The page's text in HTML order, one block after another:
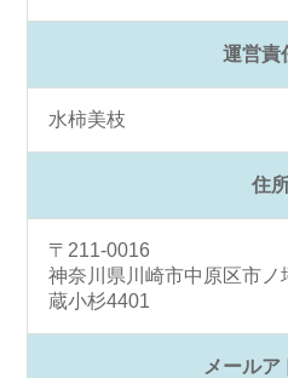
運営責
水柿美枝
住
〒211-0016
神奈川県川崎市中原区市
蔵小杉4401
メールア